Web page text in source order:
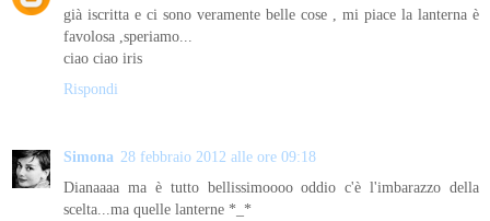
già iscritta e ci sono veramente belle cose , mi piace la lanterna è
favolosa ,speriamo...
ciao ciao iris
Rispondi
Simona 28 febbraio 2012 alle ore 09:18
Dianaaaa ma è tutto bellissimoooo oddio c'è l'imbarazzo della
scelta...ma quelle lanterne *_*